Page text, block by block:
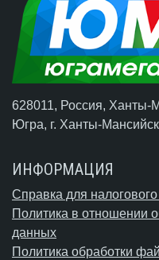
628011, Россия, Ханты-
Югра, г. Ханты-Мансийск
ИНФОРМАЦИЯ
Справка для
Политика в отношении
данных
Политика обработки